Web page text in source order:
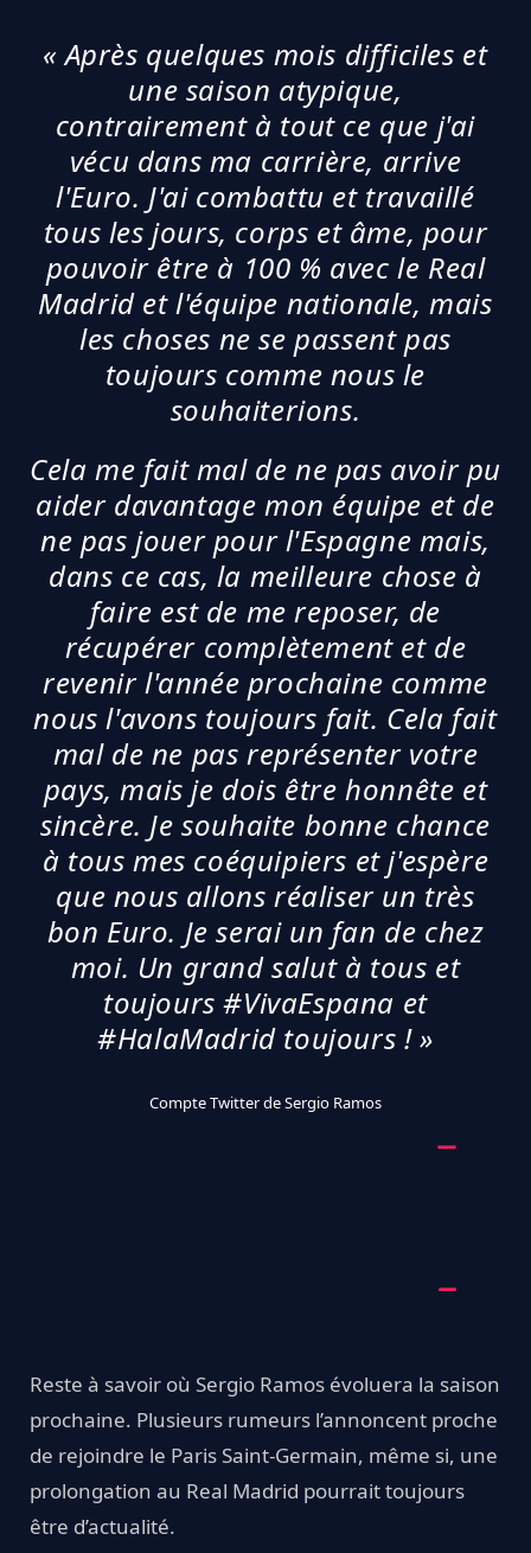
« Après quelques mois difficiles et
une saison atypique,
contrairement à tout ce que j'ai
vécu dans ma carrière, arrive
l'Euro. J'ai combattu et travaillé
tous les jours, corps et âme, pour
pouvoir être à 100 % avec le Real
Madrid et l'équipe nationale, mais
les choses ne se passent pas
toujours comme nous le
souhaiterions.
Cela me fait mal de ne pas avoir pu
aider davantage mon équipe et de
ne pas jouer pour l'Espagne mais,
dans ce cas, la meilleure chose à
faire est de me reposer, de
récupérer complètement et de
revenir l'année prochaine comme
nous l'avons toujours fait. Cela fait
mal de ne pas représenter votre
pays, mais je dois être honnête et
sincère. Je souhaite bonne chance
à tous mes coéquipiers et j'espère
que nous allons réaliser un très
bon Euro. Je serai un fan de chez
moi. Un grand salut à tous et
toujours #VivaEspana et
#HalaMadrid toujours ! »
Compte Twitter de Sergio Ramos
Reste à savoir où Sergio Ramos évoluera la saison
prochaine. Plusieurs rumeurs l’annoncent proche
de rejoindre le Paris Saint-Germain, même si, une
prolongation au Real Madrid pourrait toujours
être d’actualité.